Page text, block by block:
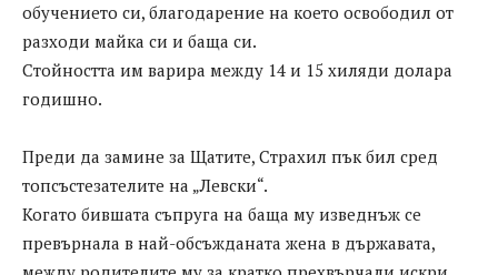
обучението си, благодарение на което освободил от
разходи майка си и баща си.
Стойността им варира между 14 и 15 хиляди долара
годишно.
Преди да замине за Щатите, Страхил пък бил сред
топсъстезателите на „Левски“.
Когато бившата съпруга на баща му изведнъж се
превърнала в най-обсъжданата жена в държавата,